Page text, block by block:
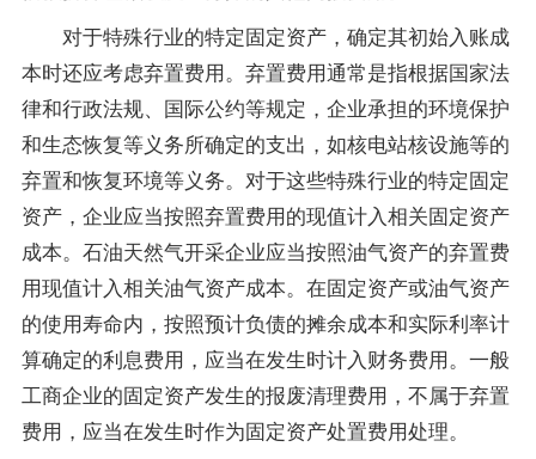
对于特殊行业的特定固定资产，确定其初始入账成
本时还应考虑弃置费用。弃置费用通常是指根据国家法
律和行政法规、国际公约等规定，企业承担的环境保护
和生态恢复等义务所确定的支出，如核电站核设施等的
弃置和恢复环境等义务。对于这些特殊行业的特定固定
资产，企业应当按照弃置费用的现值计入相关固定资产
成本。石油天然气开采企业应当按照油气资产的弃置费
用现值计入相关油气资产成本。在固定资产或油气资产
的使用寿命内，按照预计负债的摊余成本和实际利率计
算确定的利息费用，应当在发生时计入财务费用。一般
工商企业的固定资产发生的报废清理费用，不属于弃置
费用，应当在发生时作为固定资产处置费用处理。